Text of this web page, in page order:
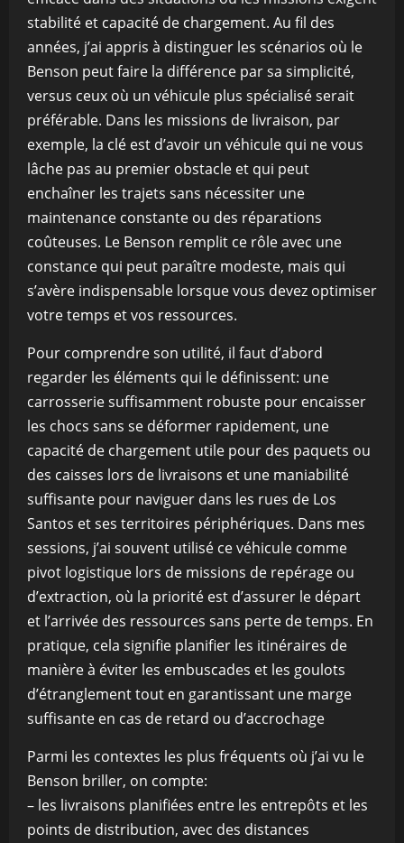
stabilité et capacité de chargement. Au fil des
années, j’ai appris à distinguer les scénarios où le
Benson peut faire la différence par sa simplicité,
versus ceux où un véhicule plus spécialisé serait
préférable. Dans les missions de livraison, par
exemple, la clé est d’avoir un véhicule qui ne vous
lâche pas au premier obstacle et qui peut
enchaîner les trajets sans nécessiter une
maintenance constante ou des réparations
coûteuses. Le Benson remplit ce rôle avec une
constance qui peut paraître modeste, mais qui
s’avère indispensable lorsque vous devez optimiser
votre temps et vos ressources.
Pour comprendre son utilité, il faut d’abord
regarder les éléments qui le définissent: une
carrosserie suffisamment robuste pour encaisser
les chocs sans se déformer rapidement, une
capacité de chargement utile pour des paquets ou
des caisses lors de livraisons et une maniabilité
suffisante pour naviguer dans les rues de Los
Santos et ses territoires périphériques. Dans mes
sessions, j’ai souvent utilisé ce véhicule comme
pivot logistique lors de missions de repérage ou
d’extraction, où la priorité est d’assurer le départ
et l’arrivée des ressources sans perte de temps. En
pratique, cela signifie planifier les itinéraires de
manière à éviter les embuscades et les goulots
d’étranglement tout en garantissant une marge
suffisante en cas de retard ou d’accrochage
Parmi les contextes les plus fréquents où j’ai vu le
Benson briller, on compte:
– les livraisons planifiées entre les entrepôts et les
points de distribution, avec des distances